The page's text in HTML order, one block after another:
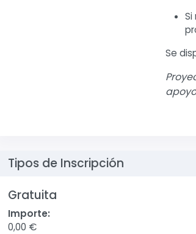
Se
Tipos de Inscripción
Gratuita
Importe:
0,00 €